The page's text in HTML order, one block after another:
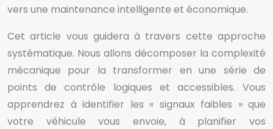
vers une maintenance intelligente et économique.
Cet article vous guidera à travers cette approche
systématique. Nous allons décomposer la complexité
mécanique pour la transformer en une série de
points de contrôle logiques et accessibles. Vous
apprendrez à identifier les « signaux faibles » que
votre véhicule vous envoie, à planifier vos